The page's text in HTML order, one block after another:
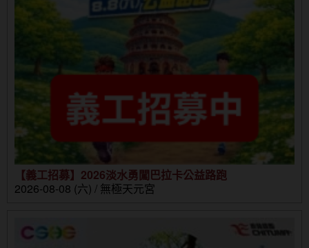
【義工招募】2026淡水勇闖巴拉卡公益路跑
2026-08-08 (六) / 無極天元宮